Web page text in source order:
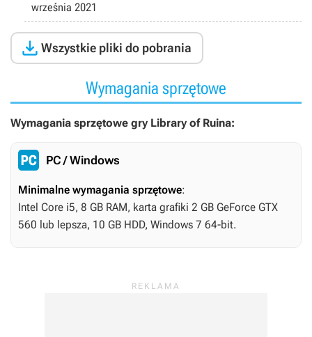
września 2021
 Wszystkie pliki do pobrania
Wymagania sprzętowe
Wymagania sprzętowe gry Library of Ruina:
PC / Windows
Minimalne wymagania sprzętowe:
Intel Core i5, 8 GB RAM, karta grafiki 2 GB GeForce GTX
560 lub lepsza, 10 GB HDD, Windows 7 64-bit.